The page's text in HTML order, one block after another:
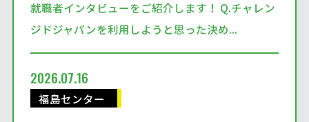
就職者インタビューをご紹介します！ Q.チャレン
ジドジャパンを利用しようと思った決め...
2026.07.16
福島センター